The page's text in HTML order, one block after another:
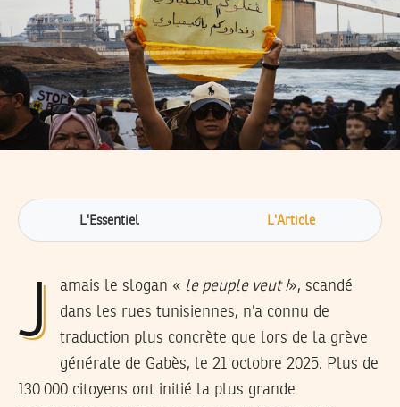
L'Essentiel L'Article
Jamais le slogan « le peuple veut !», scandé
dans les rues tunisiennes, n’a connu de
traduction plus concrète que lors de la grève
générale de Gabès, le 21 octobre 2025. Plus de
130 000 citoyens ont initié la plus grande